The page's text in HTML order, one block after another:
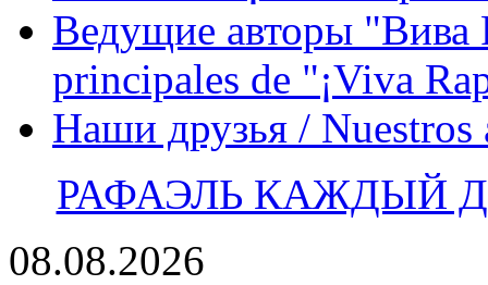
Ведущие авторы "Вива
principales de "¡Viva
Наши друзья / Nuestros
РАФАЭЛЬ КАЖДЫЙ
08.08.2026